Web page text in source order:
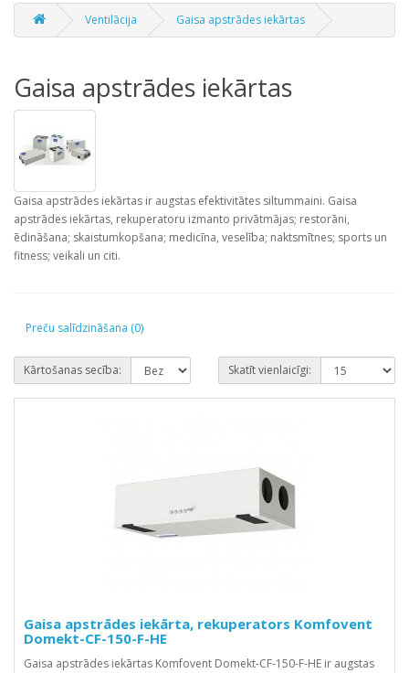
Ventilācija Gaisa apstrādes iekārtas
Gaisa apstrādes iekārtas
Gaisa apstrādes iekārtas ir augstas efektivitātes siltummaini. Gaisa
apstrādes iekārtas, rekuperatoru izmanto privātmājas; restorāni,
ēdināšana; skaistumkopšana; medicīna, veselība; naktsmītnes; sports un
fitness; veikali un citi.
Preču salīdzināšana (0)
Kārtošanas secība: Skatīt vienlaicīgi:
Gaisa apstrādes iekārta, rekuperators Komfovent
Domekt-CF-150-F-HE
Gaisa apstrādes iekārtas Komfovent Domekt-CF-150-F-HE ir augstas